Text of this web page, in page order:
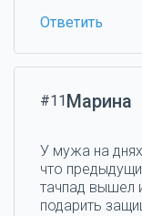
Ответить
#11Марина
У мужа на
что
тачпад вышел
подарить